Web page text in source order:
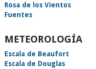
Rosa de los Vientos
Fuentes
METEOROLOGÍA
Escala de Beaufort
Escala de Douglas